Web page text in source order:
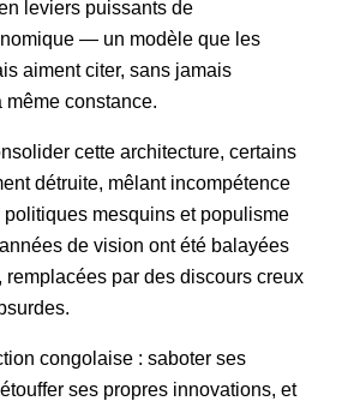
leviers puissants de
— un modèle que les
aiment citer, sans jamais
même constance.
cette architecture, certains
détruite, mêlant incompétence
mesquins et populisme
de vision ont été balayées
remplacées par des discours creux
congolaise : saboter ses
ses propres innovations, et